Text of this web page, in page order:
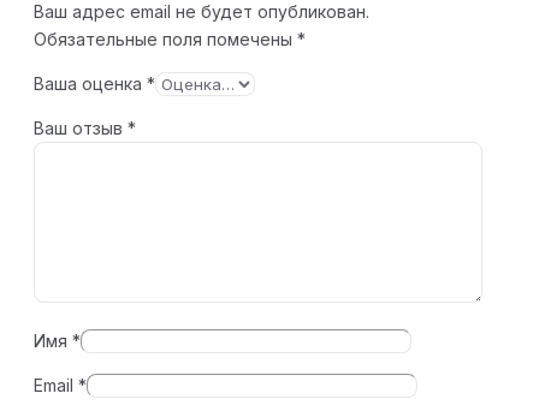
Ваш адрес email не будет опубликован.
Обязательные поля помечены *
Ваша оценка *
Ваш отзыв *
Имя *
Email *